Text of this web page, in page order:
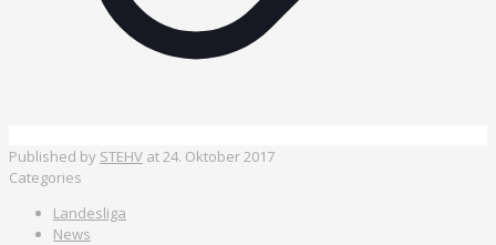
Published by STEHV at24. Oktober 2017
Categories
Landesliga
News